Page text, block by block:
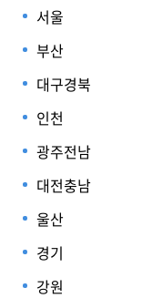
서울
부산
대구경북
인천
광주전남
대전충남
울산
경기
강원